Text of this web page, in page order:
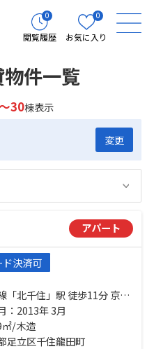
0
閲覧履歴
0
お気に入り
件一覧
30棟表示
変更
アパート
決済可
「北千住」駅 徒歩11分 京成
住大橋」駅 徒歩17分 東武
線「牛田」駅 徒歩25分
：2013年 3月
㎡/木造
足立区千住龍田町